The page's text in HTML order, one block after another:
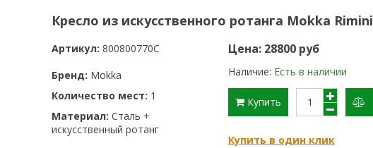
Кресло из искусственного ротанга Mokka Rimini
Артикул: 800800770С
Бренд: Mokka
Количество мест: 1
Материал: Сталь +
искусственный ротанг
Цена: 28800 руб
Наличие: Есть в наличии
Купить
Купить в один клик